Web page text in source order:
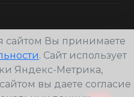
сайтом Вы принимаете
. Сайт использует
Яндекс-Метрика,
вы даете согласие